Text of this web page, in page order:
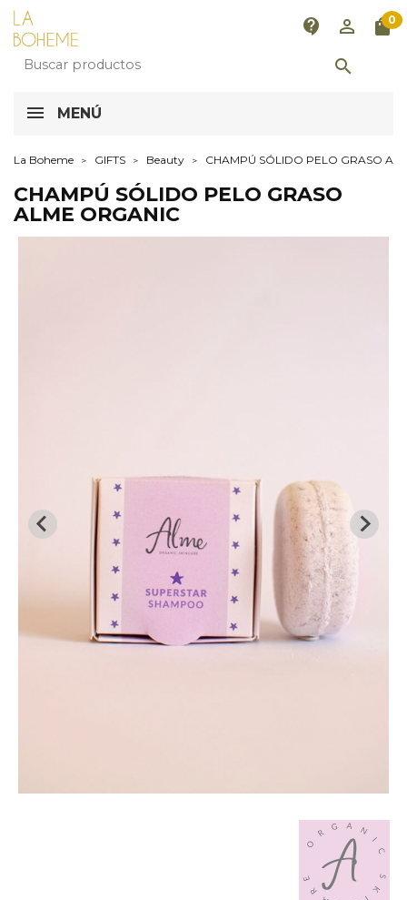
contact_support perm_identity shopping_bag0

MENÚ
La Boheme GIFTS Beauty CHAMPÚ SÓLIDO PELO GRASO
CHAMPÚ SÓLIDO PELO GRASO
ALME ORGANIC